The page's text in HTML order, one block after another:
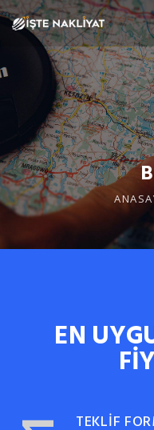
EN
TEKLİF